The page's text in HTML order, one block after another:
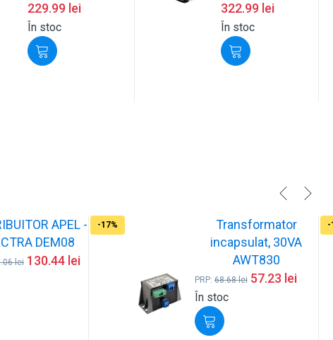
229.99 lei
În stoc
322.99 lei
În stoc
APEL -
DEM08
lei 130.44 lei
-17%
Transformator
incapsulat, 30VA
AWT830
PRP:68.68lei 57.23 lei
În stoc
-